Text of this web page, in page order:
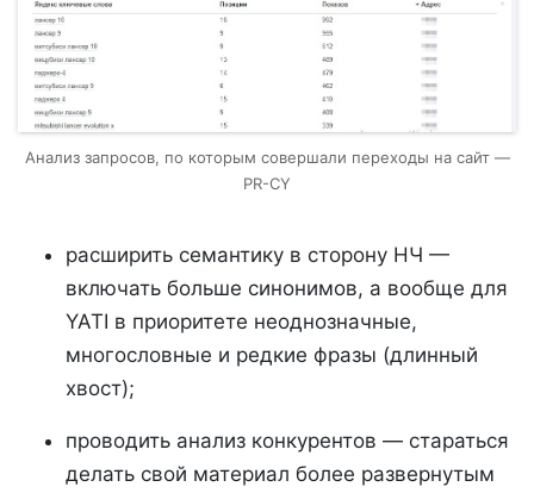
Анализ запросов, по которым совершали переходы на сайт —
PR-CY
расширить семантику в сторону НЧ —
включать больше синонимов, а вообще для
YATI в приоритете неоднозначные,
многословные и редкие фразы (длинный
хвост);
проводить анализ конкурентов — стараться
делать свой материал более развернутым